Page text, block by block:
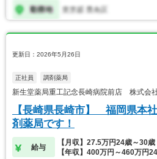
更新日：2026年5月26日
正社員 調剤薬局
新生堂薬局重工記念長崎病院前店 株式会
【長崎県長崎市】 福岡県本
剤薬局です！
給与
【月収】27.5万円24歳～30歳
【年収】400万円～460万円